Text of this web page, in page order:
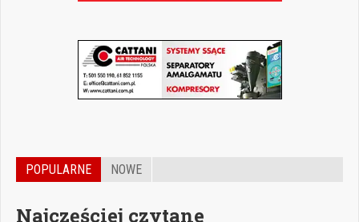
POPULARNE NOWE
Najczęściej czytane